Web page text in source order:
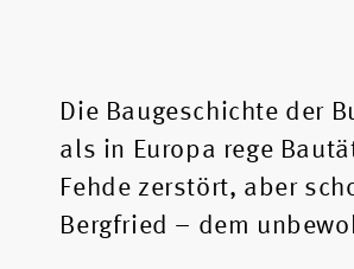
Die Baugeschichte der
als in Europa rege
Fehde zerstört, aber
Bergfried – dem